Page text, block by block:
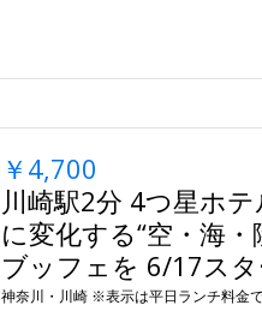
￥4,700
川崎駅2分 4つ星ホ
に変化する“空・海・
ブッフェを 6/17スタ
神奈川・川崎 ※表示は平日ランチ料金